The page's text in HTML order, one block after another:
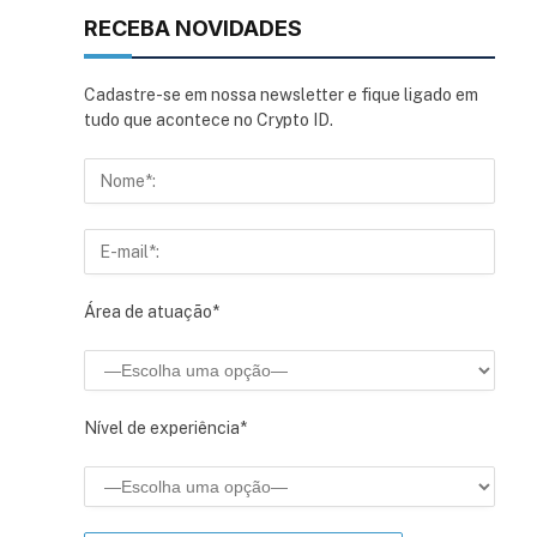
RECEBA NOVIDADES
Cadastre-se em nossa newsletter e fique ligado em
tudo que acontece no Crypto ID.
Área de atuação*
Nível de experiência*